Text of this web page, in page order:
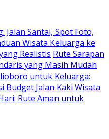
Jalan Santai, Spot Foto,
Wisata Keluarga ke
Realistis Rute Sarapan
yang Masih Mudah
untuk Keluarga:
Budget Jalan Kaki Wisata
Rute Aman untuk